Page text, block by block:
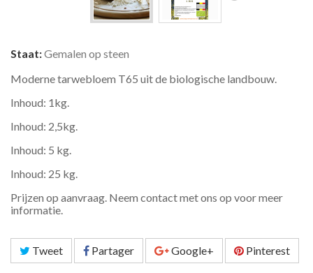
Staat:Gemalen op steen
Moderne tarwebloem T65 uit de biologische landbouw.
Inhoud: 1kg.
Inhoud: 2,5kg.
Inhoud: 5 kg.
Inhoud: 25 kg.
Prijzen op aanvraag. Neem contact met ons op voor meer
informatie.
Tweet Partager Google+ Pinterest